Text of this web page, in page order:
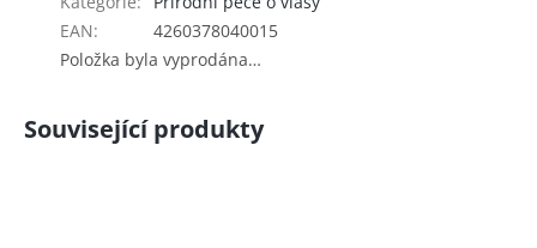
EAN:
4260378040015
Položka byla vyprodána…
Související produkty